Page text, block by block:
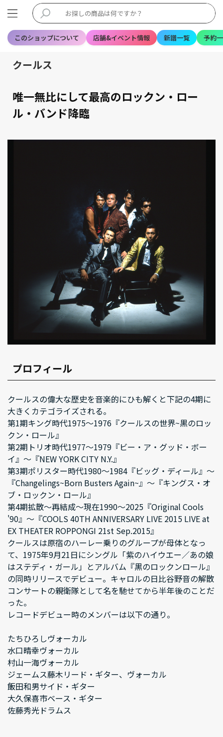
このショップについて 店舗&イベント情報 新譜一覧 予約
クールス
唯一無比にして最高のロックン・ロー
ル・バンド降臨
プロフィール
クールスの偉大な歴史を音楽的にひも解くと下記の4期に
大きくカテゴライズされる。
第1期キング時代1975～1976『クールスの世界~黒のロッ
クン・ロール』
第2期トリオ時代1977～1979『ビー・ア・グッド・ボー
イ』～『NEW YORK CITY N.Y.』
第3期ポリスター時代1980～1984『ビッグ・ディール』～
『Changelings~Born Busters Again~』～『キングス・オ
ブ・ロックン・ロール』
第4期拡散～再結成～現在1990～2025『Original Cools
'90』～『COOLS 40TH ANNIVERSARY LIVE 2015 LIVE at
EX THEATER ROPPONGI 21st Sep.2015』
クールスは原宿のハーレー乗りのグループが母体となっ
て、1975年9月21日にシングル「紫のハイウエー／あの娘
はステディ・ガール」とアルバム『黒のロックンロール』
の同時リリースでデビュー。キャロルの日比谷野音の解散
コンサートの親衛隊として名を馳せてから半年後のことだ
った。
レコードデビュー時のメンバーは以下の通り。
たちひろしヴォーカル
水口晴幸ヴォーカル
村山一海ヴォーカル
ジェームス藤木リード・ギター、ヴォーカル
飯田和男サイド・ギター
大久保喜市ベース・ギター
佐藤秀光ドラムス